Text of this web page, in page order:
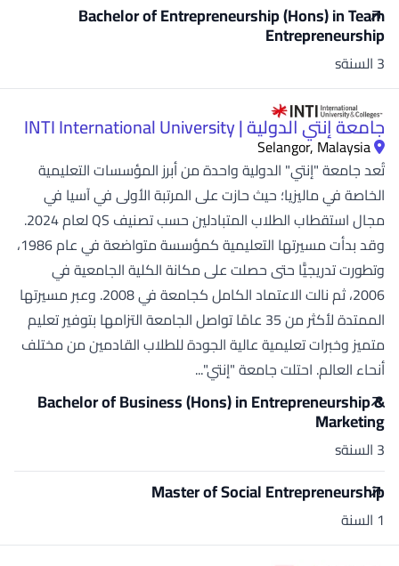
Bachelor of Entrepreneurship (Hons) in Team
Entrepreneurship
3 السنةs
جامعة إنتي الدولية | INTI International University
Selangor, Malaysia
تُعد جامعة "إنتي" الدولية واحدة من أبرز المؤسسات التعليمية
الخاصة في ماليزيا؛ حيث حازت على المرتبة الأولى في آسيا في
مجال استقطاب الطلاب المتبادلين حسب تصنيف QS لعام 2024.
وقد بدأت مسيرتها التعليمية كمؤسسة متواضعة في عام 1986،
وتطورت تدريجيًّا حتى حصلت على مكانة الكلية الجامعية في
2006، ثم نالت الاعتماد الكامل كجامعة في 2008. وعبر مسيرتها
الممتدة لأكثر من 35 عامًا تواصل الجامعة التزامها بتوفير تعليم
متميز وخبرات تعليمية عالية الجودة للطلاب القادمين من مختلف
أنحاء العالم. احتلت جامعة "إنتي"...
Bachelor of Business (Hons) in Entrepreneurship &
Marketing
3 السنةs
Master of Social Entrepreneurship
1 السنة